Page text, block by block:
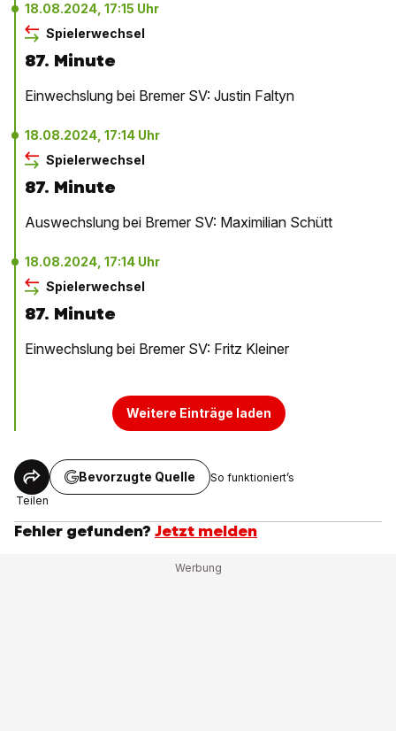
18.08.2024, 17:15 Uhr
Spielerwechsel
87. Minute
Einwechslung bei Bremer SV: Justin Faltyn
18.08.2024, 17:14 Uhr
Spielerwechsel
87. Minute
Auswechslung bei Bremer SV: Maximilian Schütt
18.08.2024, 17:14 Uhr
Spielerwechsel
87. Minute
Einwechslung bei Bremer SV: Fritz Kleiner
Weitere Einträge laden
Teilen
Bevorzugte Quelle So funktioniert’s
Fehler gefunden? Jetzt melden